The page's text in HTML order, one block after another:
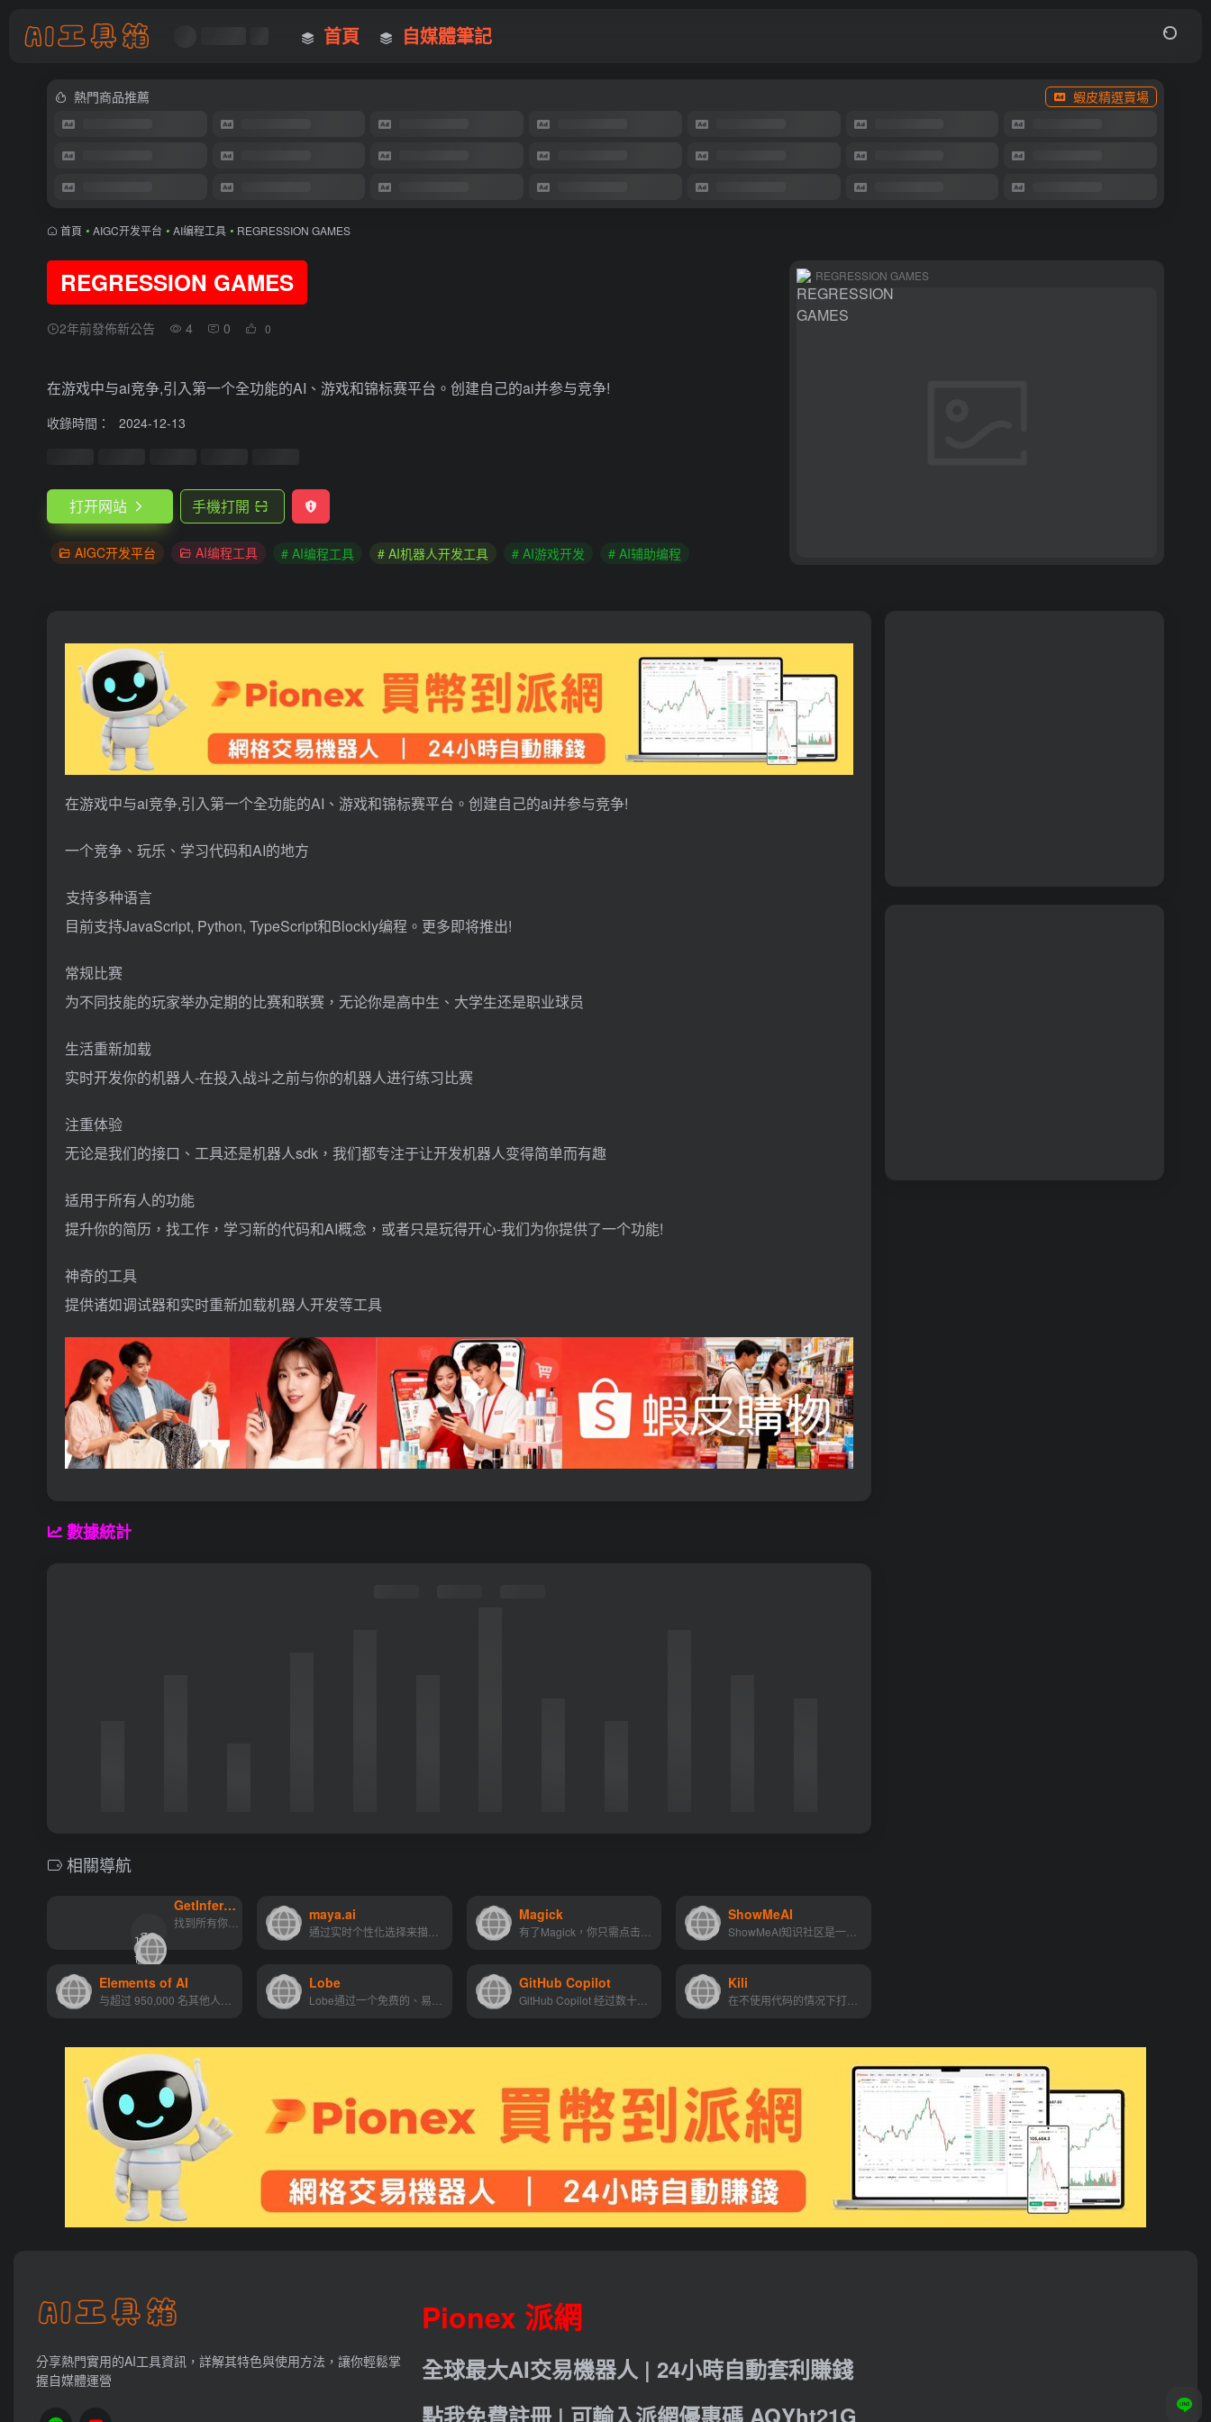
首頁 自媒體筆記
熱門商品推薦 蝦皮精選賣場
首頁 • AIGC开发平台 • AI编程工具 • REGRESSION GAMES
REGRESSION GAMES
2年前發佈新公告 4 0 0
在游戏中与ai竞争,引入第一个全功能的AI、游戏和锦标赛平台。创建自己的ai并参与竞争!
收錄時間： 2024-12-13
打开网站 手機打開
AIGC开发平台 AI编程工具 # AI编程工具 # AI机器人开发工具 # AI游戏开发 # AI辅助编程
REGRESSION GAMES
在游戏中与ai竞争,引入第一个全功能的AI、游戏和锦标赛平台。创建自己的ai并参与竞争!
一个竞争、玩乐、学习代码和AI的地方
支持多种语言
目前支持JavaScript, Python, TypeScript和Blockly编程。更多即将推出!
常规比赛
为不同技能的玩家举办定期的比赛和联赛，无论你是高中生、大学生还是职业球员
生活重新加载
实时开发你的机器人-在投入战斗之前与你的机器人进行练习比赛
注重体验
无论是我们的接口、工具还是机器人sdk，我们都专注于让开发机器人变得简单而有趣
适用于所有人的功能
提升你的简历，找工作，学习新的代码和AI概念，或者只是玩得开心-我们为你提供了一个功能!
神奇的工具
提供诸如调试器和实时重新加载机器人开发等工具
數據統計
相關導航
译
站
点
">
GetInference AI Radar
找到所有你需要的东西 maya.ai
通过实时个性化选择来描述和吸引您的客户。使客户能够无缝交易
Magick ShowMeAI
Elements of AI Lobe GitHub Copilot
GitHub Copilot 经过数十亿行代码的训练，将自然语言提示转化为跨数十种语言的编码建议。
Kili
分享熱門實用的AI工具資訊，詳解其特色與使用方法，讓你輕鬆掌
握自媒體運營
Pionex 派網
全球最大AI交易機器人 | 24小時自動套利賺錢
點我免費註冊 | 可輸入派網優惠碼 AQYht21G